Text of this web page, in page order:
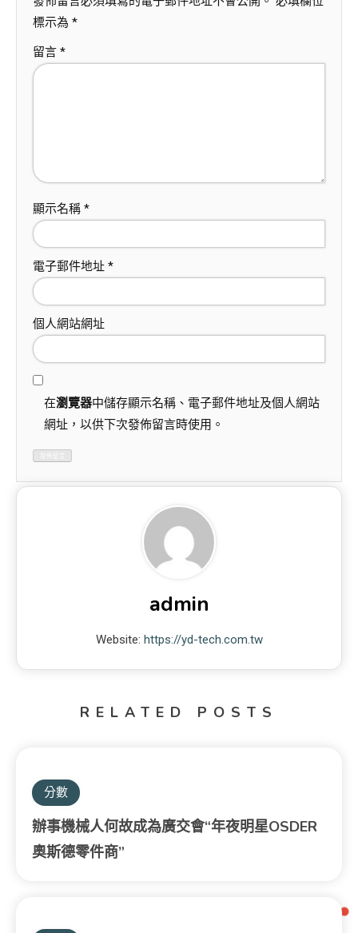
標示為 *
留言 *
顯示名稱 *
電子郵件地址 *
個人網站網址
在瀏覽器中儲存顯示名稱、電子郵件地址及個人網站
網址，以供下次發佈留言時使用。
admin
Website: https://yd-tech.com.tw
RELATED POSTS
分數
辦事機械人何故成為廣交會“年夜明星OSDER
奧斯德零件商”